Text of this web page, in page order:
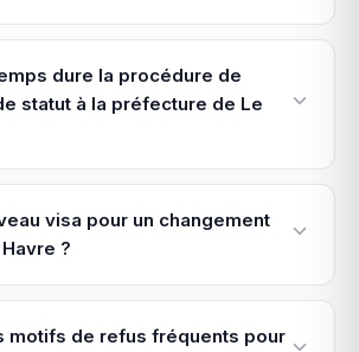
dure la procédure de
statut à la préfecture de Le
visa pour un changement
?
motifs de refus fréquents pour